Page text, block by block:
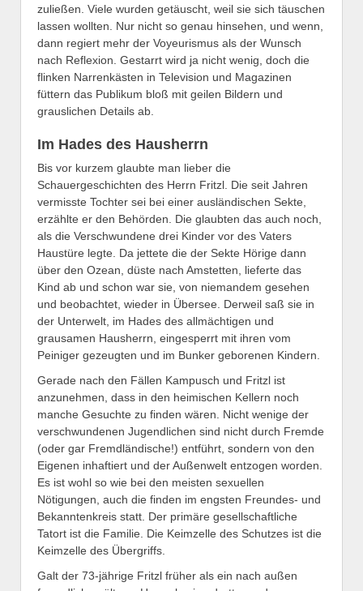
zuließen. Viele wurden getäuscht, weil sie sich täuschen
lassen wollten. Nur nicht so genau hinsehen, und wenn,
dann regiert mehr der Voyeurismus als der Wunsch
nach Reflexion. Gestarrt wird ja nicht wenig, doch die
flinken Narrenkästen in Television und Magazinen
füttern das Publikum bloß mit geilen Bildern und
grauslichen Details ab.
Im Hades des Hausherrn
Bis vor kurzem glaubte man lieber die
Schauergeschichten des Herrn Fritzl. Die seit Jahren
vermisste Tochter sei bei einer ausländischen Sekte,
erzählte er den Behörden. Die glaubten das auch noch,
als die Verschwundene drei Kinder vor des Vaters
Haustüre legte. Da jettete die der Sekte Hörige dann
über den Ozean, düste nach Amstetten, lieferte das
Kind ab und schon war sie, von niemandem gesehen
und beobachtet, wieder in Übersee. Derweil saß sie in
der Unterwelt, im Hades des allmächtigen und
grausamen Hausherrn, eingesperrt mit ihren vom
Peiniger gezeugten und im Bunker geborenen Kindern.
Gerade nach den Fällen Kampusch und Fritzl ist
anzunehmen, dass in den heimischen Kellern noch
manche Gesuchte zu finden wären. Nicht wenige der
verschwundenen Jugendlichen sind nicht durch Fremde
(oder gar Fremdländische!) entführt, sondern von den
Eigenen inhaftiert und der Außenwelt entzogen worden.
Es ist wohl so wie bei den meisten sexuellen
Nötigungen, auch die finden im engsten Freundes- und
Bekanntenkreis statt. Der primäre gesellschaftliche
Tatort ist die Familie. Die Keimzelle des Schutzes ist die
Keimzelle des Übergriffs.
Galt der 73-jährige Fritzl früher als ein nach außen